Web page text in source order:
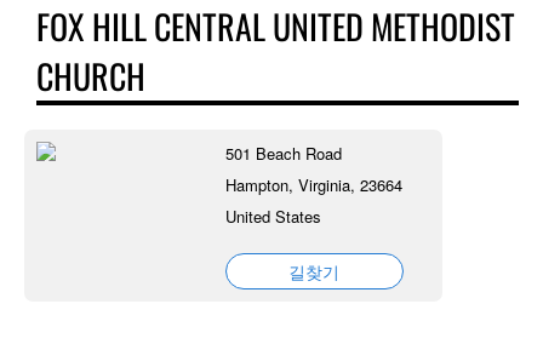
FOX HILL CENTRAL UNITED METHODIST
CHURCH
501 Beach Road
Hampton, Virginia, 23664
United States
길찾기